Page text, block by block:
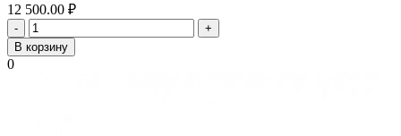
12 500.00 ₽
-
+
В корзину
0